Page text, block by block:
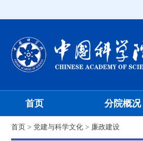
首页 分院概况
首页 > 党建与科学文化 > 廉政建设